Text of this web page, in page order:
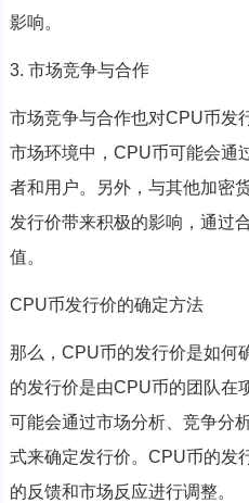
影响。
3. 市场竞争与合作
市场竞争与合作也对CPU币发
市场环境中，CPU币可能会通
者和用户。另外，与其他加密
发行价带来积极的影响，通过
值。
CPU币发行价的确定方法
那么，CPU币的发行价是如何
的发行价是由CPU币的团队在
可能会通过市场分析、竞争分
式来确定发行价。CPU币的发
的反馈和市场反应进行调整。